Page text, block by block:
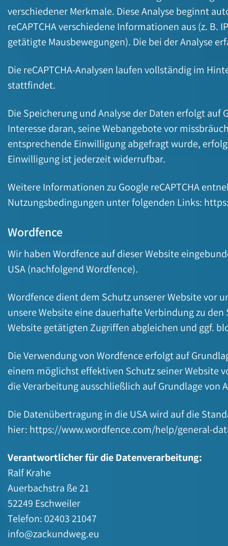
verschiedener Merkmale. Diese Analyse beginnt
reCAPTCHA verschiedene Informationen aus (z. B.
getätigte Mausbewegungen). Die bei der Analyse
Die reCAPTCHA-Analysen laufen vollständig im
stattfindet.
Die Speicherung und Analyse der Daten erfolgt auf
Interesse daran, seine Webangebote vor
entsprechende Einwilligung abgefragt wurde,
Einwilligung ist jederzeit widerrufbar.
Weitere Informationen zu Google reCAPTCHA
Nutzungsbedingungen unter folgenden Links:
Wordfence
Wir haben Wordfence auf dieser Website
USA (nachfolgend Wordfence).
Wordfence dient dem Schutz unserer Website vor
unsere Website eine dauerhafte Verbindung zu
Website getätigten Zugriffen abgleichen und ggf.
Die Verwendung von Wordfence erfolgt auf
einem möglichst effektiven Schutz seiner Website
die Verarbeitung ausschließlich auf Grundlage von
Die Datenübertragung in die USA wird auf die
hier: https://www.wordfence.com/help/general-
Verantwortlicher für die Datenverarbeitung:
Ralf Krahe
Auerbachstra ße 21
52249 Eschweiler
Telefon: 02403 21047
info@zackundweg.eu